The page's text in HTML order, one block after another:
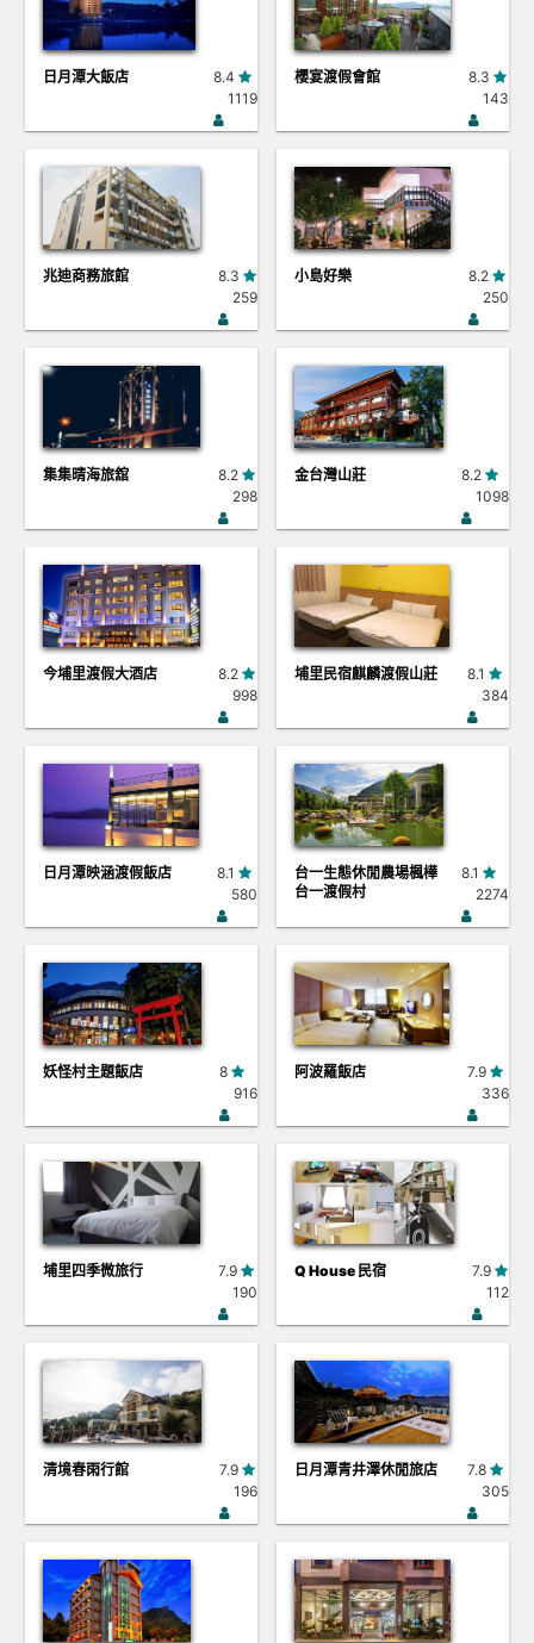
日月潭大飯店
8.4
1119
櫻宴渡假會館
8.3
143
兆迪商務旅館
8.3
259
小島好樂
8.2
250
集集晴海旅舘
8.2
298
金台灣山莊
8.2
1098
今埔里渡假大酒店
8.2
998
埔里民宿麒麟渡假山莊
8.1
384
日月潭映涵渡假飯店
8.1
580
台一生態休閒農場楓樺
台一渡假村
8.1
2274
妖怪村主題飯店
8
916
阿波羅飯店
7.9
336
埔里四季微旅行
7.9
190
Q House 民宿
7.9
112
清境春雨行館
7.9
196
日月潭青井澤休閒旅店
7.8
305